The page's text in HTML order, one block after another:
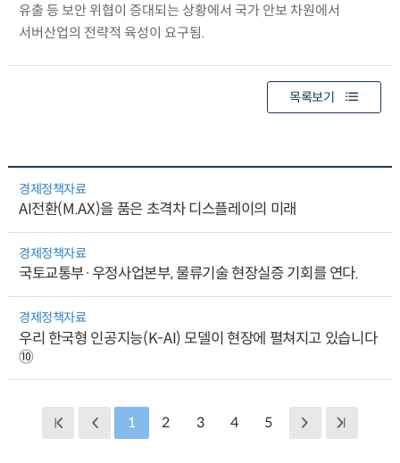
유출 등 보안 위협이 증대되는 상황에서 국가 안보 차원에서
서버산업의 전략적 육성이 요구됨.
목록보기
경제정책자료
AI전환(M.AX)을 품은 초격차 디스플레이의 미래
경제정책자료
국토교통부·우정사업본부, 물류기술 현장실증 기회를 연다.
경제정책자료
우리 한국형 인공지능(K-AI) 모델이 현장에 펼쳐지고 있습니다
⑩
1 2 3 4 5